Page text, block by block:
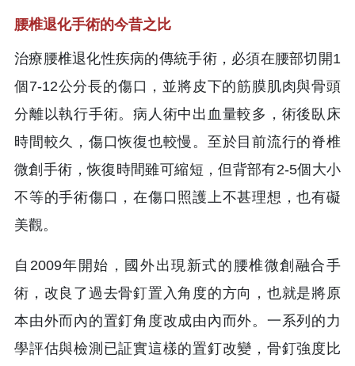
腰椎退化手術的今昔之比
治療腰椎退化性疾病的傳統手術，必須在腰部切開1
個7-12公分長的傷口，並將皮下的筋膜肌肉與骨頭
分離以執行手術。病人術中出血量較多，術後臥床
時間較久，傷口恢復也較慢。至於目前流行的脊椎
微創手術，恢復時間雖可縮短，但背部有2-5個大小
不等的手術傷口，在傷口照護上不甚理想，也有礙
美觀。
自2009年開始，國外出現新式的腰椎微創融合手
術，改良了過去骨釘置入角度的方向，也就是將原
本由外而內的置釘角度改成由內而外。一系列的力
學評估與檢測已証實這樣的置釘改變，骨釘強度比